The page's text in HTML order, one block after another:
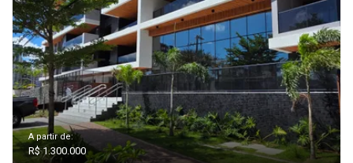
A partir de:
R$ 1.300.000